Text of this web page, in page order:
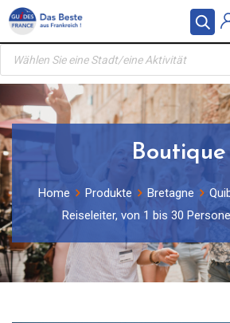
Skip
content
Products
search
Boutique
Home Produkte Bretagne
Reiseleiter, von 1 bis 30